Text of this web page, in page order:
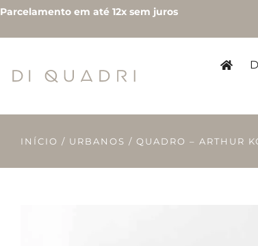
Parcelamento em até 12x sem juros
INÍCIO / URBANOS / QUADRO – ARTHUR